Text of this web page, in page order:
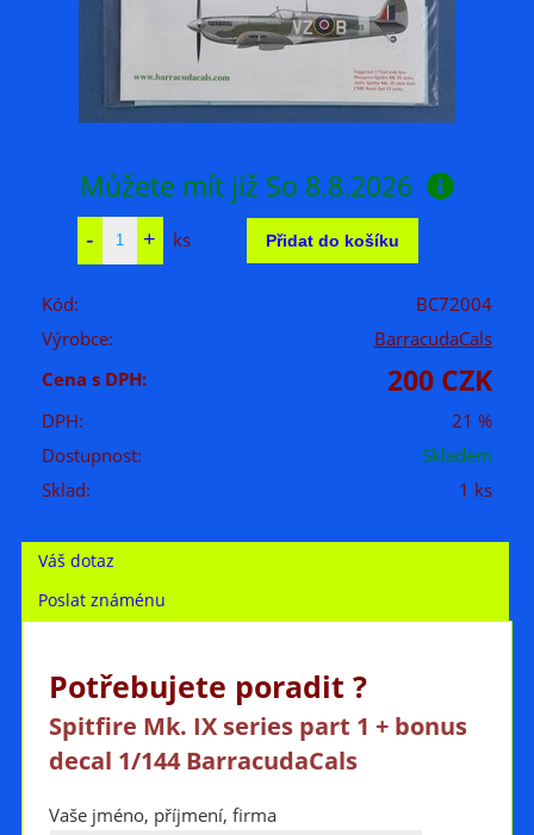
Můžete mít již So 8.8.2026
ks
Kód:
BC72004
Výrobce:
BarracudaCals
Cena s DPH:
200 CZK
DPH:
21 %
Dostupnost:
Skladem
Sklad:
1 ks
Váš dotaz
Poslat známénu
Potřebujete poradit ?
Spitfire Mk. IX series part 1 + bonus
decal 1/144 BarracudaCals
Vaše jméno, příjmení, firma